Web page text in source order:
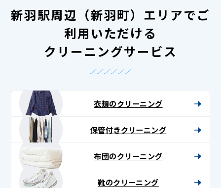
新羽駅周辺（新羽町）エリアでご
利用いただける
クリーニングサービス
衣類のクリーニング
保管付きクリーニング
布団のクリーニング
靴のクリーニング